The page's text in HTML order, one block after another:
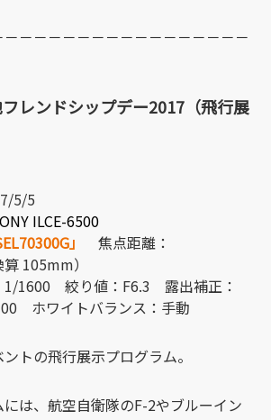
－－－－－－－－－－－－－－－－
レンドシップデー2017（飛行展
5/5
ILCE-6500
」
焦点距離：
105mm）
1/1600 絞り値：F6.3 露出補正：
ホワイトバランス：手動
トの飛行展示プログラム。
は、航空自衛隊のF-2やブルーイン